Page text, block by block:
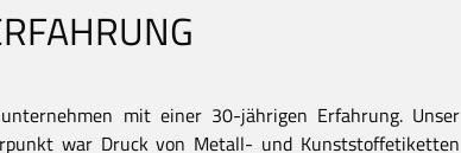
mit einer 30-jährigen Erfahrung. Unser
war Druck von Metall- und Kunststoffetiketten